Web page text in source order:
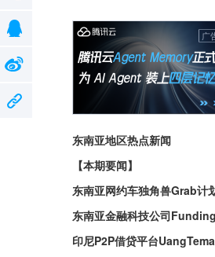
广
东南亚地区热点新闻
【本期要闻】
东南亚网约车独角兽Grab计
东南亚金融科技公司
印尼P2P借贷平台